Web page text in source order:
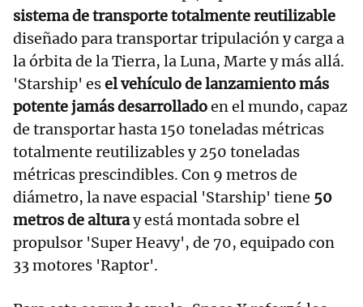
sistema de transporte totalmente reutilizable
diseñado para transportar tripulación y carga a
la órbita de la Tierra, la Luna, Marte y más allá.
'Starship' esel vehículo de lanzamiento más
potente jamás desarrolladoen el mundo, capaz
de transportar hasta 150 toneladas métricas
totalmente reutilizables y 250 toneladas
métricas prescindibles. Con 9 metros de
diámetro, la nave espacial 'Starship' tiene 50
metros de alturay está montada sobre el
propulsor 'Super Heavy', de 70, equipado con
33 motores 'Raptor'.